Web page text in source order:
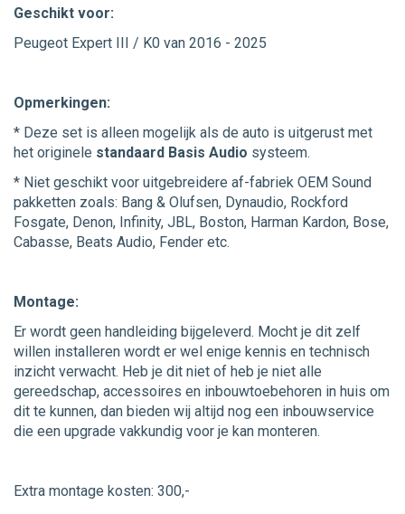
Geschikt voor:
Peugeot Expert III / K0 van 2016 - 2025
Opmerkingen:
* Deze set is alleen mogelijk als de auto is uitgerust met
het originele standaard Basis Audio systeem.
* Niet geschikt voor uitgebreidere af-fabriek OEM Sound
pakketten zoals: Bang & Olufsen, Dynaudio, Rockford
Fosgate, Denon, Infinity, JBL, Boston, Harman Kardon, Bose,
Cabasse, Beats Audio, Fender etc.
Montage:
Er wordt geen handleiding bijgeleverd. Mocht je dit zelf
willen installeren wordt er wel enige kennis en technisch
inzicht verwacht. Heb je dit niet of heb je niet alle
gereedschap, accessoires en inbouwtoebehoren in huis om
dit te kunnen, dan bieden wij altijd nog een inbouwservice
die een upgrade vakkundig voor je kan monteren.
Extra montage kosten: 300,-